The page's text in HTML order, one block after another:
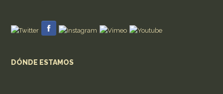
DÓNDE ESTAMOS